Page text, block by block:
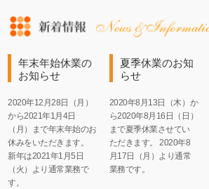
年末年始休業の
お知らせ
2020年12月28日（月）
から2021年1月4日
（月）まで年末年始のお
休みをいただきます。
新年は2021年1月5日
（火）より通常業務で
す。
夏季休業のお知
らせ
2020年8月13日（木）か
ら2020年8月16日（日）
まで夏季休業させてい
ただきます。 2020年8
月17日（月）より通常
業務です。